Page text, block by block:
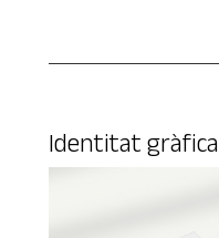
Identitat gràfica